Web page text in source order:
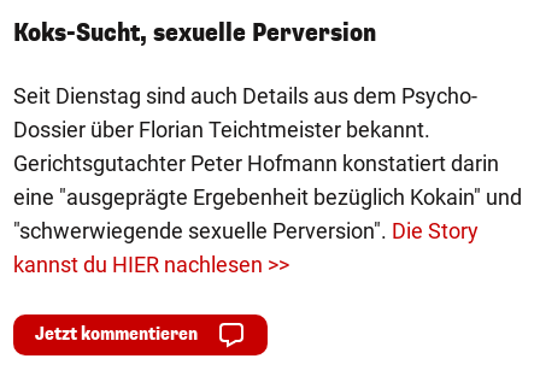
Koks-Sucht, sexuelle Perversion
Seit Dienstag sind auch Details aus dem Psycho-
Dossier über Florian Teichtmeister bekannt.
Gerichtsgutachter Peter Hofmann konstatiert darin
eine "ausgeprägte Ergebenheit bezüglich Kokain" und
"schwerwiegende sexuelle Perversion". Die Story
kannst du HIER nachlesen >>
Jetzt kommentieren